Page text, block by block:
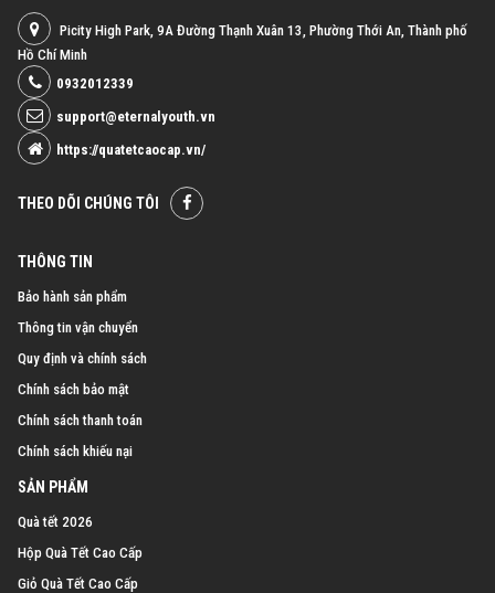
Picity High Park, 9A Đường Thạnh Xuân 13, Phường Thới An, Thành phố
Hồ Chí Minh
0932012339
support@eternalyouth.vn
https://quatetcaocap.vn/
THEO DÕI CHÚNG TÔI
THÔNG TIN
Bảo hành sản phẩm
Thông tin vận chuyển
Quy định và chính sách
Chính sách bảo mật
Chính sách thanh toán
Chính sách khiếu nại
SẢN PHẨM
Quà tết 2026
Hộp Quà Tết Cao Cấp
Giỏ Quà Tết Cao Cấp